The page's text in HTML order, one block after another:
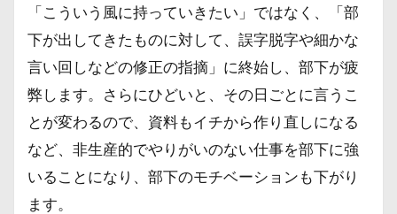
「こういう風に持っていきたい」ではなく、「部
下が出してきたものに対して、誤字脱字や細かな
言い回しなどの修正の指摘」に終始し、部下が疲
弊します。さらにひどいと、その日ごとに言うこ
とが変わるので、資料もイチから作り直しになる
など、非生産的でやりがいのない仕事を部下に強
いることになり、部下のモチベーションも下がり
ます。